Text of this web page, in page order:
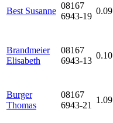
Best Susanne
08167
6943-19
0.09
Brandmeier
Elisabeth
08167
6943-13
0.10
Burger
Thomas
08167
6943-21
1.09